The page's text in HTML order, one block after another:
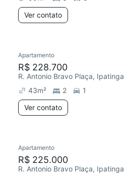
Ver contato
Apartamento
R$ 228.700
R. Antonio Bravo Plaça, Ipatinga
43m² 2
1
Ver contato
Apartamento
R$ 225.000
R. Antonio Bravo Plaça, Ipatinga